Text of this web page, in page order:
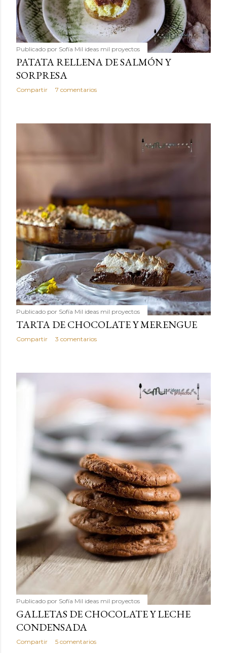
Publicado por Sofía Mil ideas mil proyectos
PATATA RELLENA DE SALMÓN Y
SORPRESA
Compartir 7 comentarios
Publicado por Sofía Mil ideas mil proyectos
TARTA DE CHOCOLATE Y MERENGUE
Compartir 3 comentarios
Publicado por Sofía Mil ideas mil proyectos
GALLETAS DE CHOCOLATE Y LECHE
CONDENSADA
Compartir 5 comentarios